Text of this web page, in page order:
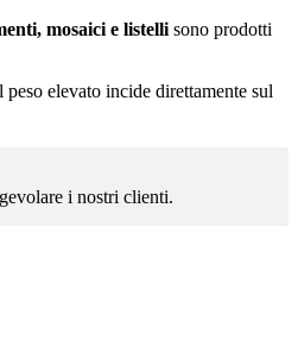
mosaici e listelli sono prodotti
elevato incide direttamente sul
i nostri clienti.